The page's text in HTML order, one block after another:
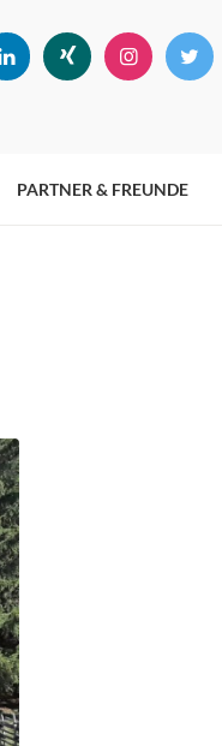
PARTNER & FREUNDE